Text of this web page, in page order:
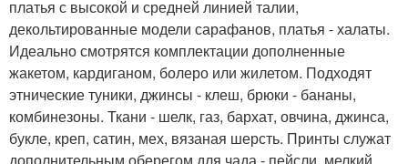
платья с высокой и средней линией талии,
декольтированные модели сарафанов, платья - халаты.
Идеально смотрятся комплектации дополненные
жакетом, кардиганом, болеро или жилетом. Подходят
этнические туники, джинсы - клеш, брюки - бананы,
комбинезоны. Ткани - шелк, газ, бархат, овчина, джинса,
букле, креп, сатин, мех, вязаная шерсть. Принты служат
дополнительным оберегом для чада - пейсли, мелкий